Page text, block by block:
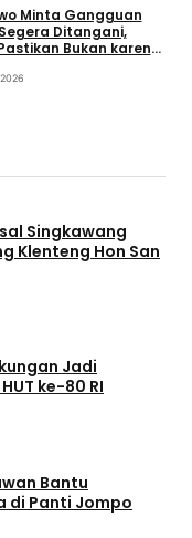
Minta Gangguan
Ditangani,
Bukan karena
Singkawang
Klenteng Hon San
Jadi
ke-80 RI
Bantu
di Panti Jompo